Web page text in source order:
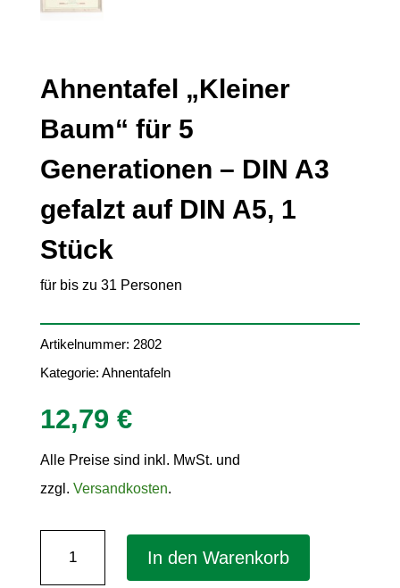
Ahnentafel „Kleiner
Baum“ für 5
Generationen – DIN A3
gefalzt auf DIN A5, 1
Stück
für bis zu 31 Personen
Artikelnummer: 2802
Kategorie: Ahnentafeln
12,79 €
Alle Preise sind inkl. MwSt. und
zzgl. Versandkosten.
In den Warenkorb